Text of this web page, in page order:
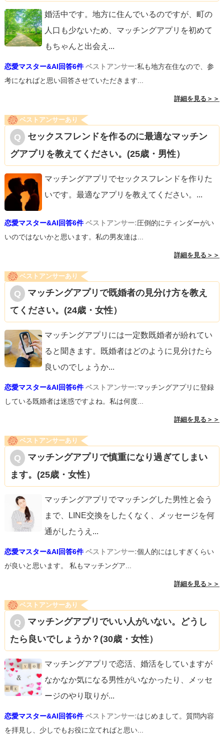
婚活中です。地方に住んでいるのですが、町の
人口も少ないため、マッチングアプリを初めて
もちゃんと出会え ...
恋愛マスター&AI回答6件 ベストアンサー:私も地方在住なので、参
考になればと思い回答させていただきます...
詳細を見る＞＞
ベストアンサーあり
セックスフレンドを作るのに最適なマッチン
グアプリを教えてください。(25歳・男性）
マッチングアプリでセックスフレンドを作りた
いです。最適なアプリを教えてください。 ...
恋愛マスター&AI回答6件 ベストアンサー:圧倒的にティンダーがい
いのではないかと思います。私の男友達は...
詳細を見る＞＞
ベストアンサーあり
マッチングアプリで既婚者の見分け方を教え
てください。(24歳・女性）
マッチングアプリには一定数既婚者が紛れてい
ると聞きます。既婚者はどのように見分けたら
良いのでしょうか...
恋愛マスター&AI回答6件 ベストアンサー:マッチングアプリに登録
している既婚者は迷惑ですよね。私は何度...
詳細を見る＞＞
ベストアンサーあり
マッチングアプリで慎重になり過ぎてしまい
ます。(25歳・女性）
マッチングアプリでマッチングした男性と会う
まで、LINE交換をしたくなく、メッセージを何
通がしたうえ ...
恋愛マスター&AI回答6件 ベストアンサー:個人的にはしすぎくらい
が良いと思います。 私もマッチングア...
詳細を見る＞＞
ベストアンサーあり
マッチングアプリでいい人がいない。どうし
たら良いでしょうか？(30歳・女性）
マッチングアプリで恋活、婚活をしていますが
なかなか気になる男性がいなかったり、メッセ
ージのやり取りが...
恋愛マスター&AI回答6件 ベストアンサー:はじめまして。質問内容
を拝見し、少しでもお役に立てればと思い...